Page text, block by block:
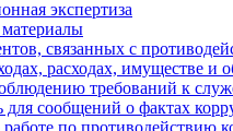
экспертиза
связанных с
расходах, имуществе и
требований к
для сообщений о фактах
по противодействию